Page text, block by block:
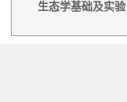
生态学基础及实验